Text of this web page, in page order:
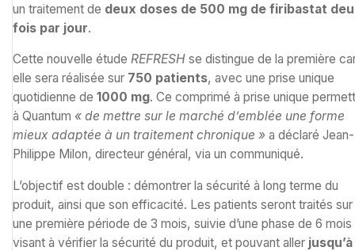
un traitement de deux doses de 500 mg de firibastat
fois par jour.
Cette nouvelle étude REFRESH se distingue de la première
elle sera réalisée sur 750 patients, avec une prise unique
quotidienne de 1000 mg. Ce comprimé à prise unique
à Quantum « de mettre sur le marché d’emblée une forme
mieux adaptée à un traitement chronique » a déclaré Jean-
Philippe Milon, directeur général, via un communiqué.
L’objectif est double : démontrer la sécurité à long terme du
produit, ainsi que son efficacité. Les patients seront traités sur
une première période de 3 mois, suivie d’une phase de 6 mois
visant à vérifier la sécurité du produit, et pouvant aller jusqu’à